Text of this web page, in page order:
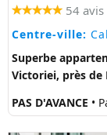
54 avis
Centre-ville:
Superbe
Victoriei, près
PAS D'AVANCE •